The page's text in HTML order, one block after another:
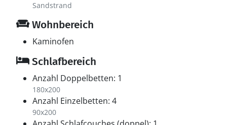
Sandstrand
Wohnbereich
Kaminofen
Schlafbereich
Anzahl Doppelbetten: 1
180x200
Anzahl Einzelbetten: 4
90x200